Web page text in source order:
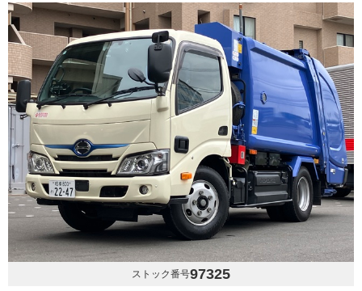
ストック番号97325